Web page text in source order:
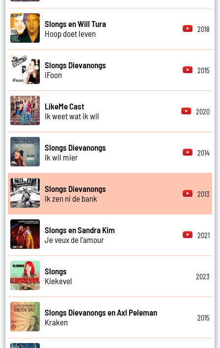
Slongs en Will Tura
Hoop doet leven
2018
Slongs Dievanongs
iFoon
2015
LikeMe Cast
Ik weet wat ik wil
2020
Slongs Dievanongs
Ik wil mier
2014
Slongs Dievanongs
Ik zen ni de bank
2013
Slongs en Sandra Kim
Je veux de l'amour
2021
Slongs
Kiekevel
2023
Slongs Dievanongs en Axl Peleman
Kraken
2015